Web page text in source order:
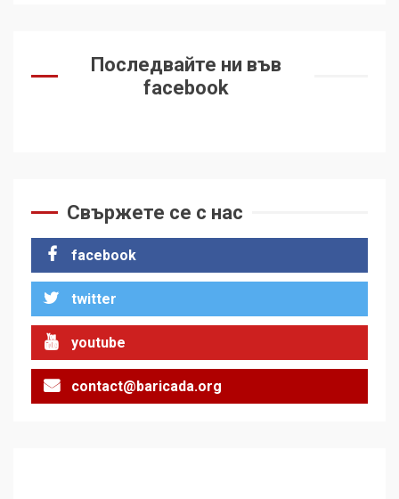
Последвайте ни във
facebook
Свържете се с нас
facebook
twitter
youtube
contact@baricada.org